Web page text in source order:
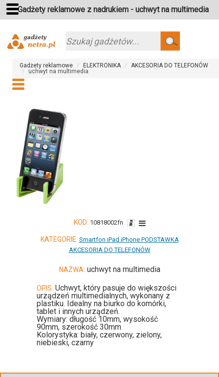
Gadżety reklamowe z nadrukiem - uchwyt na multimedia
Szukaj
Gadżety reklamowe ELEKTRONIKA
AKCESORIA DO TELEFONÓW
uchwyt na multimedia
KOD: 10818002fn
KATEGORIE: Smartfon iPad iPhone PODSTAWKA
AKCESORIA DO TELEFONÓW
NAZWA: uchwyt na multimedia
OPIS: Uchwyt, który pasuje do większości
urządzeń multimedialnych, wykonany z
plastiku. Idealny na biurko do komórki,
tablet i innych urządzeń.
Wymiary: długość 10mm, wysokość
90mm, szerokość 30mm
Kolorystyka: biały, czerwony, zielony,
niebieski, czarny